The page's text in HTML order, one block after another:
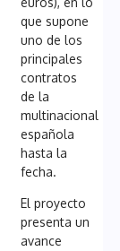
que supone
uno de los
principales
contratos
de la
multinacional
española
hasta la
fecha.
El proyecto
presenta un
avance